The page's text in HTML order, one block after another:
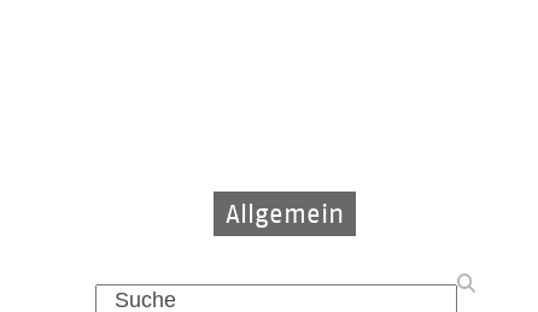
Allgemein
Allgemein
Allgemein
Search